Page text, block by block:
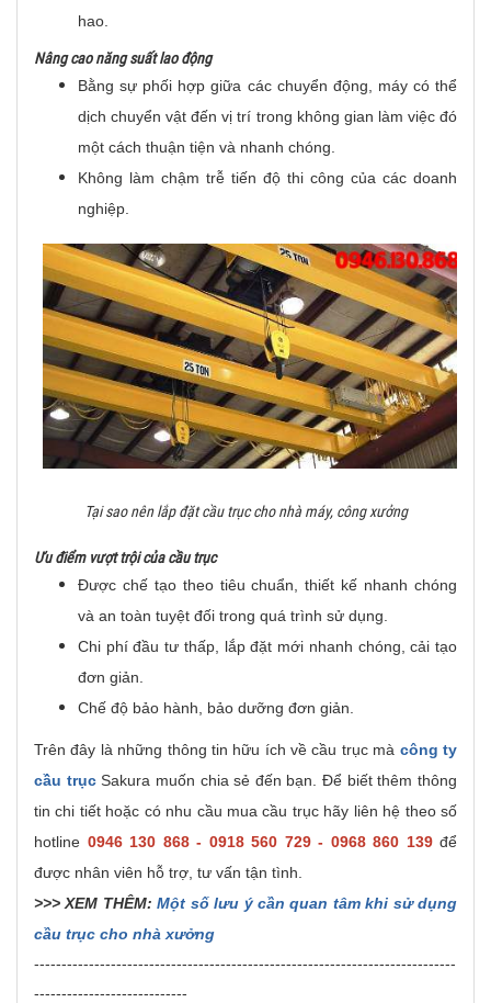
hao.
Nâng cao năng suất lao động
Bằng sự phối hợp giữa các chuyển động, máy có thể
dịch chuyển vật đến vị trí trong không gian làm việc đó
một cách thuận tiện và nhanh chóng.
Không làm chậm trễ tiến độ thi công của các doanh
nghiệp.
Tại sao nên lắp đặt cầu trục cho nhà máy, công xưởng
Ưu điểm vượt trội của cầu trục
Được chế tạo theo tiêu chuẩn, thiết kế nhanh chóng
và an toàn tuyệt đối trong quá trình sử dụng.
Chi phí đầu tư thấp, lắp đặt mới nhanh chóng, cải tạo
đơn giản.
Chế độ bảo hành, bảo dưỡng đơn giản.
Trên đây là những thông tin hữu ích về cầu trục mà công ty
cầu trụcSakura muốn chia sẻ đến bạn. Để biết thêm thông
tin chi tiết hoặc có nhu cầu mua cầu trục hãy liên hệ theo số
hotline 0946 130 868 - 0918 560 729 - 0968 860 139để
được nhân viên hỗ trợ, tư vấn tận tình.
>>> XEM THÊM:Một số lưu ý cần quan tâm khi sử dụng
cầu trục cho nhà xưởng
-----------------------------------------------------------------------------
----------------------------